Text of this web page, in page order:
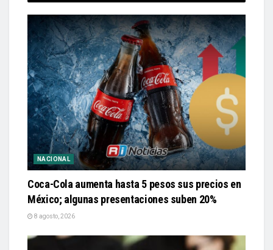
NACIONAL
Coca-Cola aumenta hasta 5 pesos sus precios en
México; algunas presentaciones suben 20%
8 agosto, 2026